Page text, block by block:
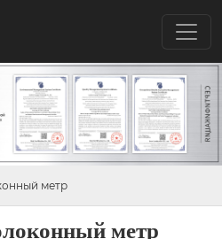
метр
метр